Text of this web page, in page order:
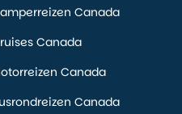
Canada
Canada
Canada
Canada